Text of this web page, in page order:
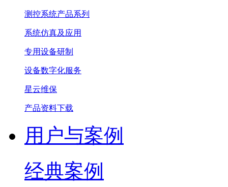
测控系统产品系列
系统仿真及应用
专用设备研制
设备数字化服务
星云维保
产品资料下载
用户与案例
经典案例